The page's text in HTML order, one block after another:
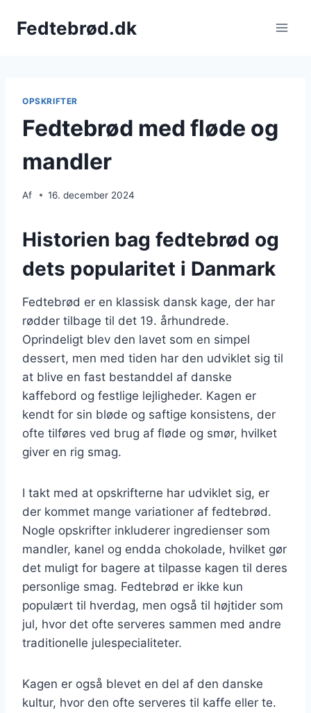
Fedtebrød.dk
OPSKRIFTER
Fedtebrød med fløde og
mandler
Af 16. december 2024
Historien bag fedtebrød og
dets popularitet i Danmark
Fedtebrød er en klassisk dansk kage, der har
rødder tilbage til det 19. århundrede.
Oprindeligt blev den lavet som en simpel
dessert, men med tiden har den udviklet sig til
at blive en fast bestanddel af danske
kaffebord og festlige lejligheder. Kagen er
kendt for sin bløde og saftige konsistens, der
ofte tilføres ved brug af fløde og smør, hvilket
giver en rig smag.
I takt med at opskrifterne har udviklet sig, er
der kommet mange variationer af fedtebrød.
Nogle opskrifter inkluderer ingredienser som
mandler, kanel og endda chokolade, hvilket gør
det muligt for bagere at tilpasse kagen til deres
personlige smag. Fedtebrød er ikke kun
populært til hverdag, men også til højtider som
jul, hvor det ofte serveres sammen med andre
traditionelle julespecialiteter.
Kagen er også blevet en del af den danske
kultur, hvor den ofte serveres til kaffe eller te.